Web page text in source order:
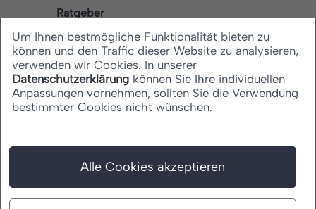
Ratgeber
Rechtliches
Datenschutz
Impressum
Um Ihnen bestmögliche Funktionalität bieten zu
können und den Traffic dieser Website zu analysieren,
verwenden wir Cookies. In unserer
Datenschutzerklärung können Sie Ihre individuellen
Anpassungen vornehmen, sollten Sie die Verwendung
bestimmter Cookies nicht wünschen.
Alle Cookies akzeptieren